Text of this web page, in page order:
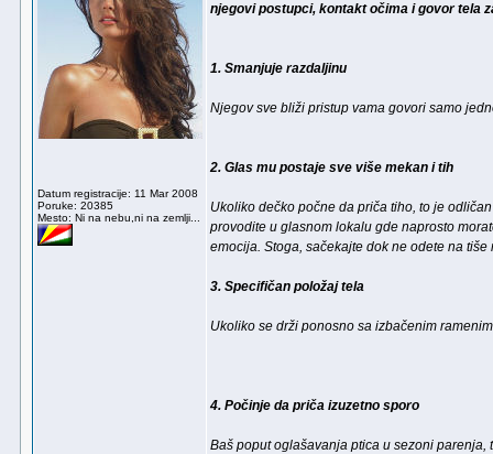
Datum registracije: 11 Mar 2008
Poruke: 20385
Mesto: Ni na nebu,ni na zemlji...
njegovi postupci, kontakt očima i govor tela
1. Smanjuje razdaljinu
Njegov sve bliži pristup vama govori samo
2. Glas mu postaje sve više mekan i tih
Ukoliko dečko počne da priča tiho, to je
provodite u glasnom lokalu gde naprosto
emocija. Stoga, sačekajte dok ne odete na
3. Specifičan položaj tela
Ukoliko se drži ponosno sa izbačenim
4. Počinje da priča izuzetno sporo
Baš poput oglašavanja ptica u sezoni